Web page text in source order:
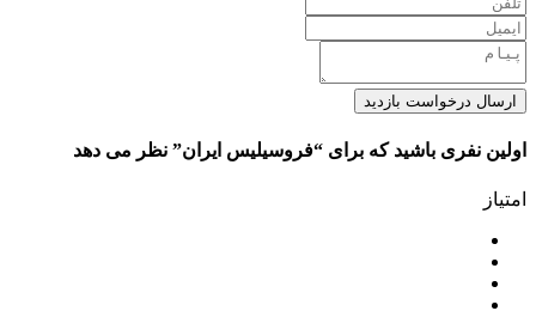
ارسال درخواست بازدید
اولین نفری باشید که برای “فروسیلیس ایران” نظر می دهد
امتیاز